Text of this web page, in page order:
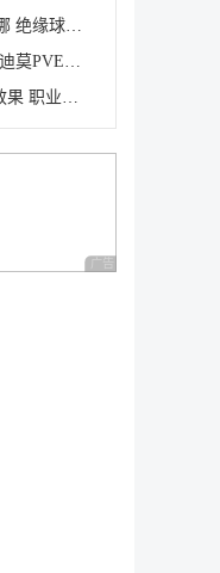
洛克王国世界绝缘球材料在哪 绝缘球材料收集线路攻略
洛克王国世界迪莫怎么配招 迪莫PVE与PVP配招推荐
魔兽世界12.0职业套装什么效果 职业套装一览
广告 商业广告，理性